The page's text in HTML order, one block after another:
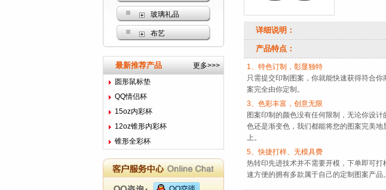
玻璃礼品
布艺
最新推荐产品
更多>>>
圆形鼠标垫
QQ情侣杯
15oz内彩杯
12oz锥形内彩杯
锥形全彩杯
详细说明：
产品特点：
1、特色订制，彰显独特
只需提交印制图案，你就能快速获得符合你
案完全由你定制。
3、色彩丰富，创意无限
图案印制的颜色没有任何限制，无论你设
色还是渐变色，我们都能将您的图案完美地
上。
5、快捷打样、无模具费
热转印先进技术并不需要开模，下单即可
速方便的拥有多款属于自己的定制图案产品。